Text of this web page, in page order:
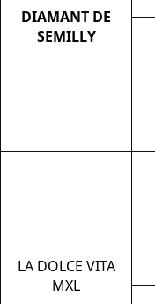
DIAMANT DE
SEMILLY
LA DOLCE VITA
MXL